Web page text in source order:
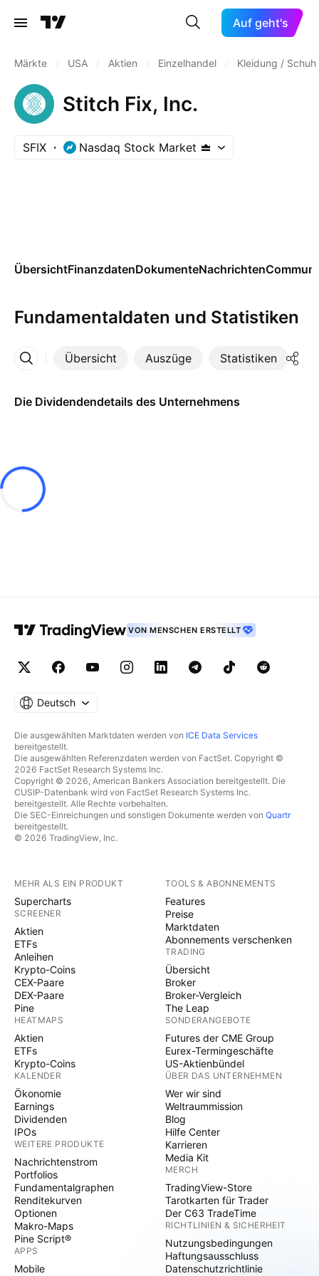
Auf geht's
Märkte USA Aktien Einzelhandel Kleidung /
Stitch Fix, Inc.
SFIX Nasdaq Stock Market
ÜbersichtFinanzdatenDokumenteNachrichten
Fundamentaldaten und Statistiken
Übersicht Auszüge Statistiken
Mehr
Die Dividendendetails des Unternehmens
VON MENSCHEN ERSTELLT
Deutsch
Die ausgewählten Marktdaten werden von ICE Data Services
bereitgestellt.
Die ausgewählten Referenzdaten werden von FactSet. Copyright ©
2026 FactSet Research Systems Inc.
Copyright © 2026, American Bankers Association bereitgestellt. Die
CUSIP-Datenbank wird von FactSet Research Systems Inc.
bereitgestellt. Alle Rechte vorbehalten.
Die SEC-Einreichungen und sonstigen Dokumente werden von Quartr
bereitgestellt.
© 2026 TradingView, Inc.
MEHR ALS EIN PRODUKT
Supercharts
SCREENER
Aktien
ETFs
Anleihen
Krypto-Coins
CEX-Paare
DEX-Paare
Pine
HEATMAPS
Aktien
ETFs
Krypto-Coins
KALENDER
Ökonomie
Earnings
Dividenden
IPOs
WEITERE PRODUKTE
Nachrichtenstrom
Portfolios
Fundamentalgraphen
Renditekurven
Optionen
Makro-Maps
Pine Script®
APPS
Mobile
TOOLS & ABONNEMENTS
Features
Preise
Marktdaten
Abonnements verschenken
TRADING
Übersicht
Broker
Broker-Vergleich
The Leap
SONDERANGEBOTE
Futures der CME Group
Eurex-Termingeschäfte
US-Aktienbündel
ÜBER DAS UNTERNEHMEN
Wer wir sind
Weltraummission
Blog
Hilfe Center
Karrieren
Media Kit
MERCH
TradingView-Store
Tarotkarten für Trader
Der C63 TradeTime
RICHTLINIEN & SICHERHEIT
Nutzungsbedingungen
Haftungsausschluss
Datenschutzrichtlinie